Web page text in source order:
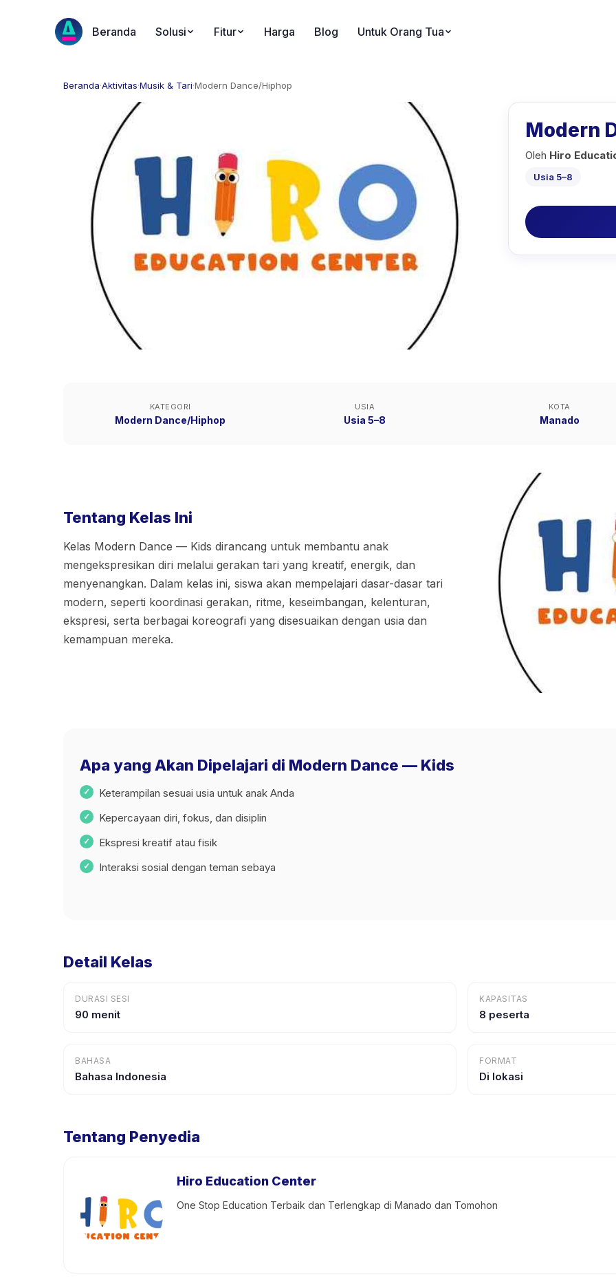
Beranda Solusi Fitur Harga Blog Untuk Orang Tua
Beranda·Aktivitas·Musik & Tari·Modern Dance/Hiphop
Modern
Oleh Hiro
Usia 5–8
KATEGORI
Modern Dance/Hiphop
USIA
Usia 5–8
KOTA
Manado
Tentang Kelas Ini
Kelas Modern Dance — Kids dirancang untuk membantu anak
mengekspresikan diri melalui gerakan tari yang kreatif, energik, dan
menyenangkan. Dalam kelas ini, siswa akan mempelajari dasar-dasar tari
modern, seperti koordinasi gerakan, ritme, keseimbangan, kelenturan,
ekspresi, serta berbagai koreografi yang disesuaikan dengan usia dan
kemampuan mereka.
Apa yang Akan Dipelajari di Modern Dance — Kids
Keterampilan sesuai usia untuk anak Anda
Kepercayaan diri, fokus, dan disiplin
Ekspresi kreatif atau fisik
Interaksi sosial dengan teman sebaya
Detail Kelas
DURASI SESI
90 menit
KAPASITAS
8 peserta
BAHASA
Bahasa Indonesia
FORMAT
Di lokasi
Tentang Penyedia
Hiro Education Center
One Stop Education Terbaik dan Terlengkap di Manado dan Tomohon